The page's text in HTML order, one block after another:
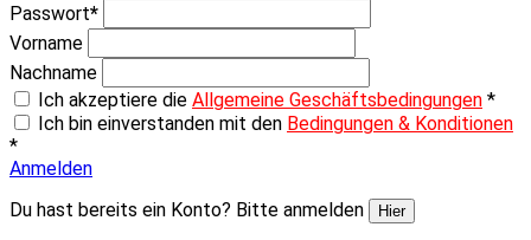
Passwort*
Vorname
Nachname
Ich akzeptiere die Allgemeine Geschäftsbedingungen *
Ich bin einverstanden mit den Bedingungen & Konditionen
*
Anmelden
Du hast bereits ein Konto? Bitte anmelden
Hier